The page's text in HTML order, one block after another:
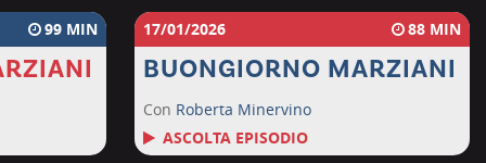
99 17/01/2026 88
BUONGIORNO MARZIANI
Con Roberta Minervino
ASCOLTA EPISODIO